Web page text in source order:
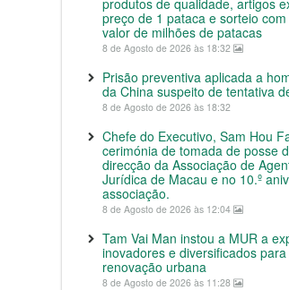
produtos de qualidade, artigos
preço de 1 pataca e sorteio
valor de milhões de patacas
8 de Agosto de 2026 às 18:32
Prisão preventiva aplicada a
da China suspeito de tentativa
8 de Agosto de 2026 às 18:32
Chefe do Executivo, Sam Hou
cerimónia de tomada de posse
direcção da Associação de
Jurídica de Macau e no 10.º
associação.
8 de Agosto de 2026 às 12:04
Tam Vai Man instou a MUR a
inovadores e diversificados
renovação urbana
8 de Agosto de 2026 às 11:28